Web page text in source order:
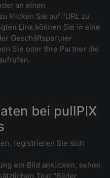
an einen
klicken Sie auf "URL zu
Link können Sie in eine
Geschäftspartner
Sie oder Ihre Partner die
bei pullPIX
registrieren Sie sich
ein Bild anklicken, sehen
Text "Bilder